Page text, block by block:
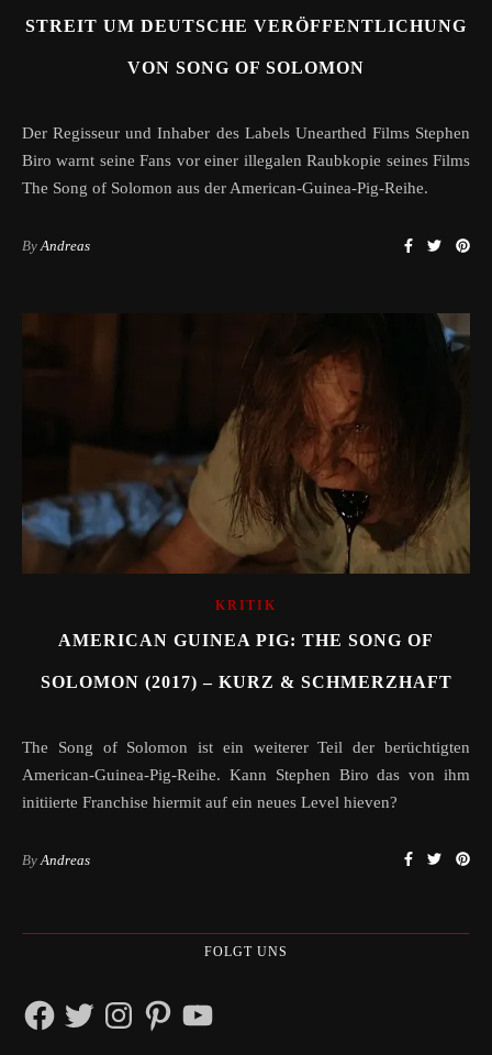
STREIT UM DEUTSCHE VERÖFFENTLICHUNG
VON SONG OF SOLOMON
Der Regisseur und Inhaber des Labels Unearthed Films Stephen
Biro warnt seine Fans vor einer illegalen Raubkopie seines Films
The Song of Solomon aus der American-Guinea-Pig-Reihe.
ByAndreas
KRITIK
AMERICAN GUINEA PIG: THE SONG OF
SOLOMON (2017) – KURZ & SCHMERZHAFT
The Song of Solomon ist ein weiterer Teil der berüchtigten
American-Guinea-Pig-Reihe. Kann Stephen Biro das von ihm
initiierte Franchise hiermit auf ein neues Level hieven?
By Andreas
FOLGT UNS
FacebookTwitterInstagramPinterestYouTube